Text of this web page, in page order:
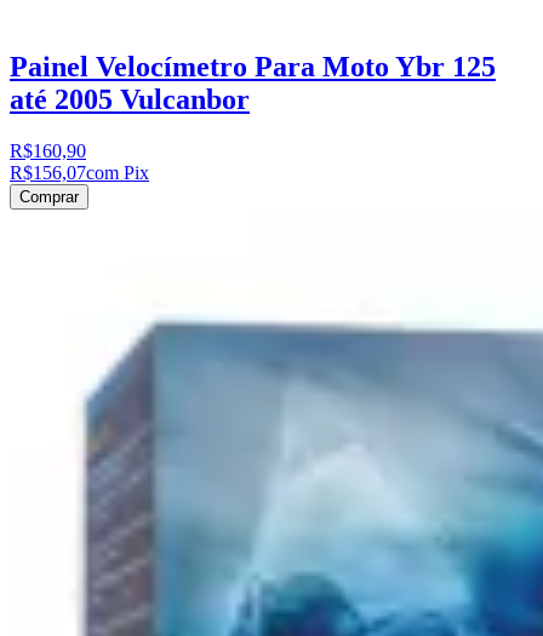
Painel Velocímetro Para Moto Ybr 125
até 2005 Vulcanbor
R$160,90
R$156,07com Pix
Comprar